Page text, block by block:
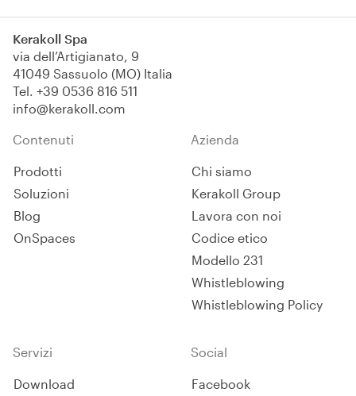
Kerakoll Spa
via dell’Artigianato, 9
41049 Sassuolo (MO) Italia
Tel. +39 0536 816 511
info@kerakoll.com
Contenuti
Prodotti
Soluzioni
Blog
OnSpaces
Azienda
Chi siamo
Kerakoll Group
Lavora con noi
Codice etico
Modello 231
Whistleblowing
Whistleblowing Policy
Servizi
Download
Social
Facebook